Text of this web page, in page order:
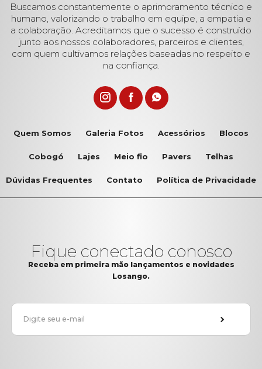
Buscamos constantemente o aprimoramento técnico e
humano, valorizando o trabalho em equipe, a empatia e
a colaboração. Acreditamos que o sucesso é construído
junto aos nossos colaboradores, parceiros e clientes,
com quem cultivamos relações baseadas no respeito e
na confiança.
Quem Somos Galeria Fotos Acessórios Blocos
Cobogó Lajes Meio fio Pavers Telhas
Dúvidas Frequentes Contato Política de Privacidade
Fique conectado conosco
Receba em primeira mão lançamentos e novidades
Losango.